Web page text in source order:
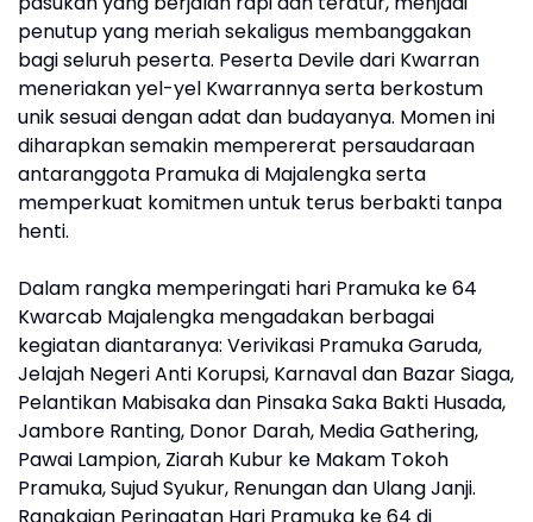
penutup yang meriah sekaligus membanggakan
bagi seluruh peserta. Peserta Devile dari Kwarran
meneriakan yel-yel Kwarrannya serta berkostum
unik sesuai dengan adat dan budayanya. Momen ini
diharapkan semakin mempererat persaudaraan
antaranggota Pramuka di Majalengka serta
memperkuat komitmen untuk terus berbakti tanpa
henti.
Dalam rangka memperingati hari Pramuka ke 64
Kwarcab Majalengka mengadakan berbagai
kegiatan diantaranya: Verivikasi Pramuka Garuda,
Jelajah Negeri Anti Korupsi, Karnaval dan Bazar Siaga,
Pelantikan Mabisaka dan Pinsaka Saka Bakti Husada,
Jambore Ranting, Donor Darah, Media Gathering,
Pawai Lampion, Ziarah Kubur ke Makam Tokoh
Pramuka, Sujud Syukur, Renungan dan Ulang Janji.